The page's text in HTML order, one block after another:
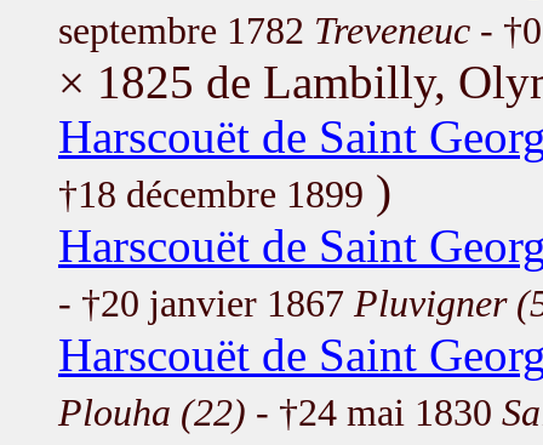
septembre 1782 Treveneuc -
× 1825 de Lambilly,
Harscouët de Saint
†18 décembre 1899 )
Harscouët de Saint
- †20 janvier 1867 Pluvigner
Harscouët de Saint
Plouha (22) - †24 mai 1830